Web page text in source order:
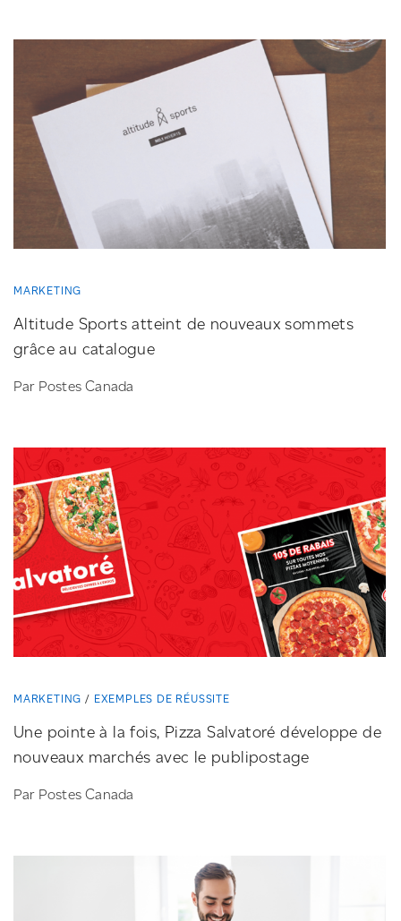
MARKETING
Altitude Sports atteint de nouveaux sommets
grâce au catalogue
Par Postes Canada
MARKETING EXEMPLES DE RÉUSSITE
Une pointe à la fois, Pizza Salvatoré développe de
nouveaux marchés avec le publipostage
Par Postes Canada